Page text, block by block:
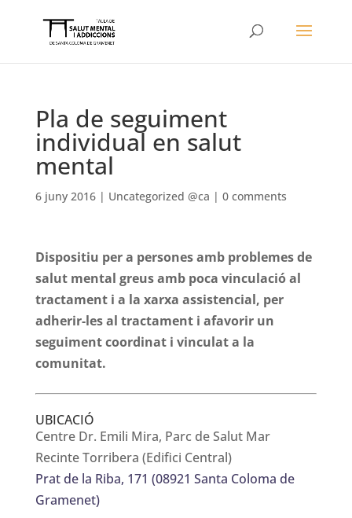
Pla de seguiment
individual en salut
mental
6 juny 2016| Uncategorized @ca | 0 comments
Dispositiu per a persones amb problemes de
salut mental greus amb poca vinculació al
tractament i a la xarxa assistencial, per
adherir-les al tractament i afavorir un
seguiment coordinat i vinculat a la
comunitat.
UBICACIÓ
Centre Dr. Emili Mira, Parc de Salut Mar
Recinte Torribera (Edifici Central)
Prat de la Riba, 171 (08921 Santa Coloma de
Gramenet)